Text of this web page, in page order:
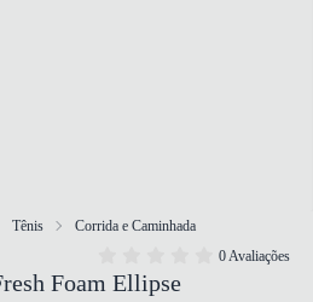
Tênis
Corrida e Caminhada
0 Avaliações
Foam Ellipse